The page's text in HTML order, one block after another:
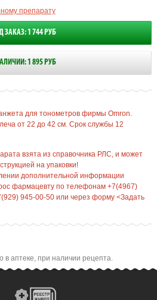
препарату
ЗАКАЗ: 1 744 РУБ
1 895 РУБ
для тонометров фирмы Omron.
от 22 до 42 см. Срок службы 12
взята из справочника РЛС, и может
на упаковки!
дополнительной информации
фармацевту по телефонам +7(4967)
945-00-50 или через форму <Задать
в аптеке, при наличии рецепта.